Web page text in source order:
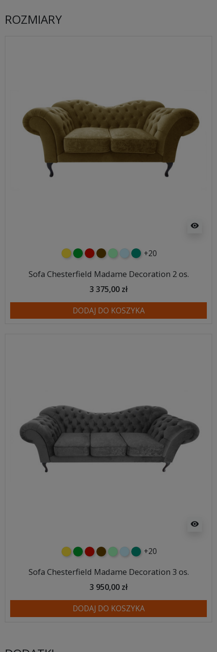
ROZMIARY
visibility
żółtyzielonyczerwony
czekoladowy
miętowybłękitny
turkusowy
+20
Sofa Chesterfield Madame Decoration 2 os.
3 375,00 zł
DODAJ DO KOSZYKA
visibility
żółtyzielonyczerwony
czekoladowy
miętowybłękitny
turkusowy
+20
Sofa Chesterfield Madame Decoration 3 os.
3 950,00 zł
DODAJ DO KOSZYKA